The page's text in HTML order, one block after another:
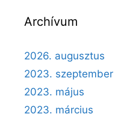
Archívum
2026. augusztus
2023. szeptember
2023. május
2023. március